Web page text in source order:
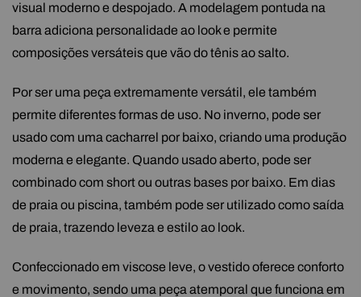
visual moderno e despojado. A modelagem pontuda na
barra adiciona personalidade ao look e permite
composições versáteis que vão do tênis ao salto.
Por ser uma peça extremamente versátil, ele também
permite diferentes formas de uso. No inverno, pode ser
usado com uma cacharrel por baixo, criando uma produção
moderna e elegante. Quando usado aberto, pode ser
combinado com short ou outras bases por baixo. Em dias
de praia ou piscina, também pode ser utilizado como saída
de praia, trazendo leveza e estilo ao look.
Confeccionado em viscose leve, o vestido oferece conforto
e movimento, sendo uma peça atemporal que funciona em